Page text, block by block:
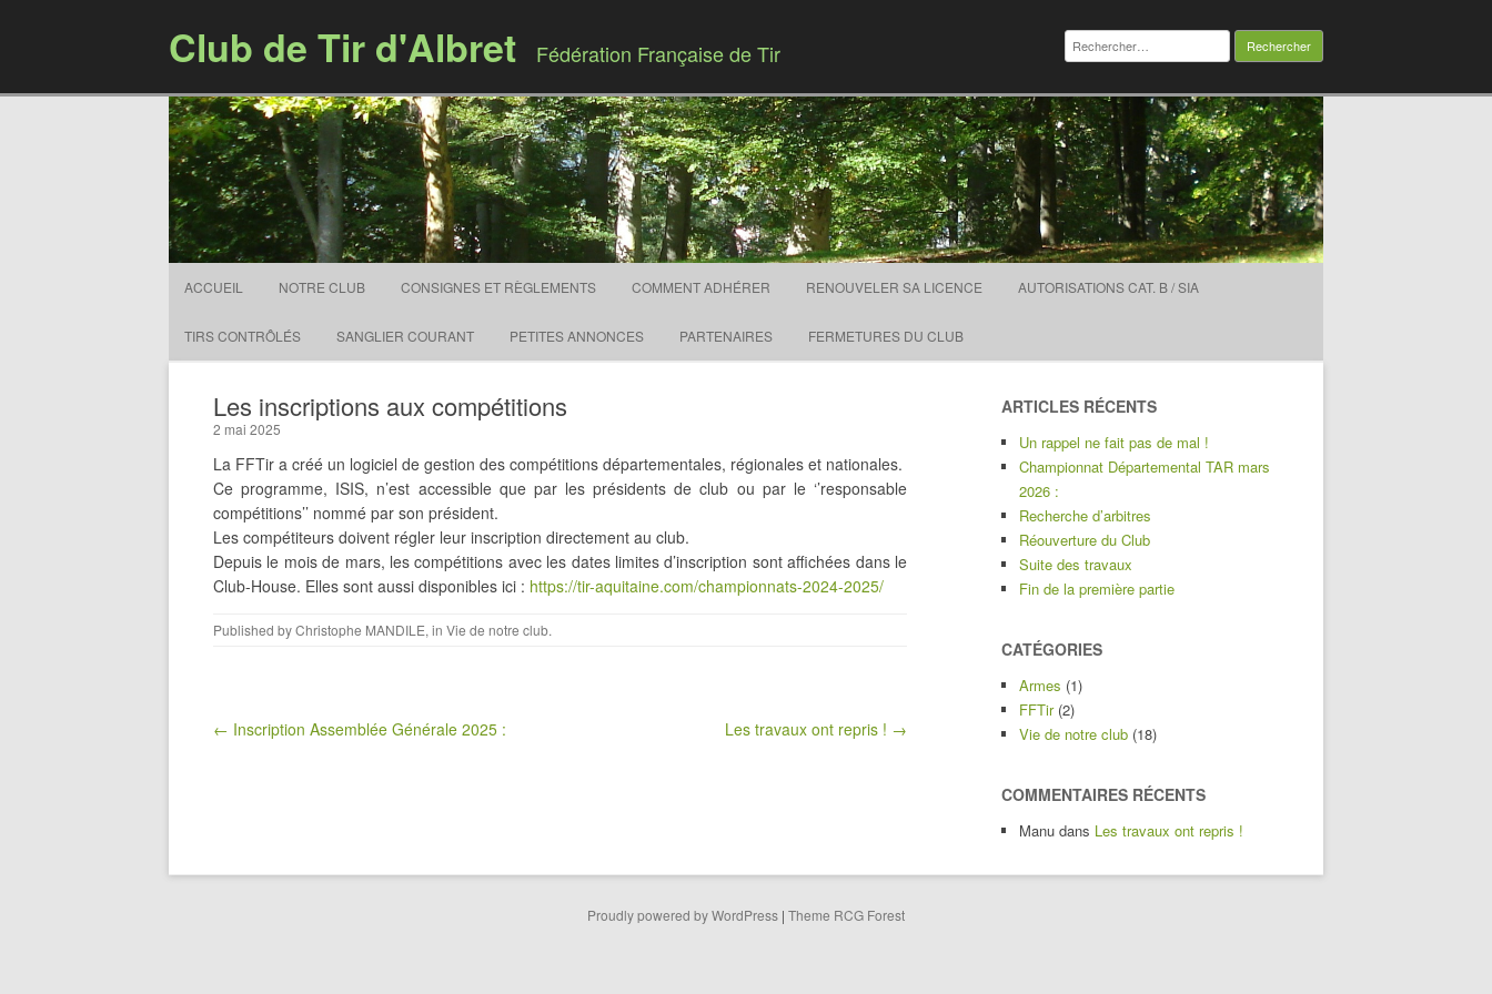
Club de Tir d'Albret Fédération Française de Tir
Rechercher :
ACCUEIL NOTRE CLUB CONSIGNES ET RÈGLEMENTS COMMENT ADHÉRER RENOUVELER SA LICENCE AUTORISATIONS CAT. B / SIA
TIRS CONTRÔLÉS SANGLIER COURANT PETITES ANNONCES PARTENAIRES FERMETURES DU CLUB
Les inscriptions aux compétitions
2 mai 2025
La FFTir a créé un logiciel de gestion des compétitions départementales, régionales et nationales.
Ce programme, ISIS, n’est accessible que par les présidents de club ou par le ‘’responsable
compétitions’’ nommé par son président.
Les compétiteurs doivent régler leur inscription directement au club.
Depuis le mois de mars, les compétitions avec les dates limites d’inscription sont affichées dans le
Club-House. Elles sont aussi disponibles ici : https://tir-aquitaine.com/championnats-2024-2025/
Published byChristophe MANDILE, in Vie de notre club.
Post navigation
← Inscription Assemblée Générale 2025 : Les travaux ont repris ! →
ARTICLES RÉCENTS
Un rappel ne fait pas de mal !
Championnat Départemental TAR mars
2026 :
Recherche d’arbitres
Réouverture du Club
Suite des travaux
Fin de la première partie
CATÉGORIES
Armes (1)
FFTir(2)
Vie de notre club (18)
COMMENTAIRES RÉCENTS
Manu dans Les travaux ont repris !
Proudly powered by WordPress | Theme RCG Forest